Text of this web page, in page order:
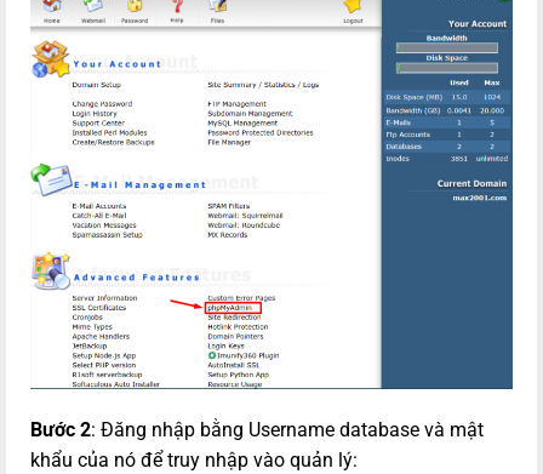
Bước 2: Đăng nhập bằng Username database và mật
khẩu của nó để truy nhập vào quản lý: